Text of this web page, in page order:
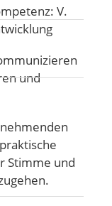
V.
und
Stimme und